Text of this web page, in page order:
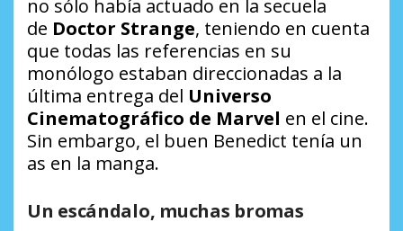
no sólo había actuado en la secuela
de Doctor Strange, teniendo en cuenta
que todas las referencias en su
monólogo estaban direccionadas a la
última entrega del Universo
Cinematográfico de Marvel en el cine.
Sin embargo, el buen Benedict tenía un
as en la manga.
Un escándalo, muchas bromas